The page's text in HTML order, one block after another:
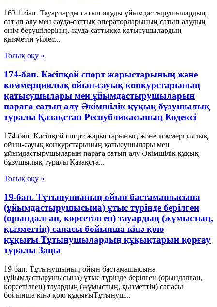
163-1-бап. Тауарларды сатып алуды ұйымдастырушылардың,
сатып алу мен сауда-саттық операторларының сатып алудың
өнім берушілерінің, сауда-саттыққа қатысушылардың
қызметін үйлес...
Толық оқу »
174-бап. Кәсіпқой спорт жарыстарының және
коммерциялық ойын-сауық конкурстарының
қатысушылары мен ұйымдастырушыларын
параға сатып алу Әкімшілік құқық бұзушылық
туралы Қазақстан Республикасының Кодексі
174-бап. Кәсіпқой спорт жарыстарының және коммерциялық
ойын-сауық конкурстарының қатысушылары мен
ұйымдастырушыларын параға сатып алу Әкімшілік құқық
бұзушылық туралы Қазақста...
Толық оқу »
19-бап. Тұтынушының ойын бастамашысына
(ұйымдастырушысына) ұтыс түрінде берілген
(орындалған, көрсетілген) тауардың (жұмыстың,
қызметтің) сапасы бойынша кінә қою
құқығы Тұтынушылардың құқықтарын қорғау
туралы Заңы
19-бап. Тұтынушының ойын бастамашысына
(ұйымдастырушысына) ұтыс түрінде берілген (орындалған,
көрсетілген) тауардың (жұмыстың, қызметтің) сапасы
бойынша кінә қою құқығыТұтынуш...